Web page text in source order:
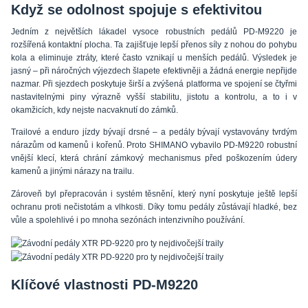
Když se odolnost spojuje s efektivitou
Jedním z největších lákadel vysoce robustních pedálů PD-M9220 je
rozšířená kontaktní plocha. Ta zajišťuje lepší přenos síly z nohou do pohybu
kola a eliminuje ztráty, které často vznikají u menších pedálů. Výsledek je
jasný – při náročných výjezdech šlapete efektivněji a žádná energie nepřijde
nazmar. Při sjezdech poskytuje širší a zvýšená platforma ve spojení se čtyřmi
nastavitelnými piny výrazně vyšší stabilitu, jistotu a kontrolu, a to i v
okamžicích, kdy nejste nacvaknutí do zámků.
Trailové a enduro jízdy bývají drsné – a pedály bývají vystavovány tvrdým
nárazům od kamenů i kořenů. Proto SHIMANO vybavilo PD-M9220 robustní
vnější klecí, která chrání zámkový mechanismus před poškozením údery
kamenů a jinými nárazy na trailu.
Zároveň byl přepracován i systém těsnění, který nyní poskytuje ještě lepší
ochranu proti nečistotám a vlhkosti. Díky tomu pedály zůstávají hladké, bez
vůle a spolehlivé i po mnoha sezónách intenzivního používání.
Klíčové vlastnosti PD-M9220